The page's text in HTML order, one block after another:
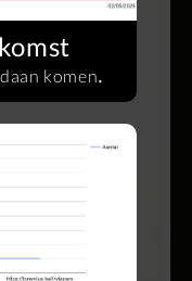
komen.